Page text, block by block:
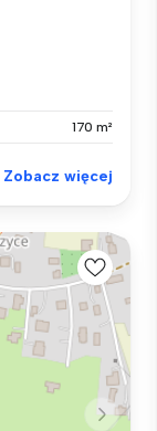
170 m²
Zobacz więcej